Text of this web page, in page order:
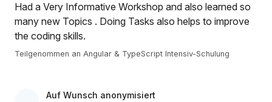
Had a Very Informative Workshop and also learned so
many new Topics . Doing Tasks also helps to improve
the coding skills.
Teilgenommen an Angular & TypeScript Intensiv-Schulung
Auf Wunsch anonymisiert